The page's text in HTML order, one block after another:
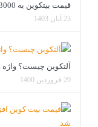
قیمت بیتکوین به 93000 دلار رسید. چرا و تا کی؟
23 آبان 1403
آلتکوین چیست؟ واژه Altcoin به چه معناست؟
29 فروردین 1400